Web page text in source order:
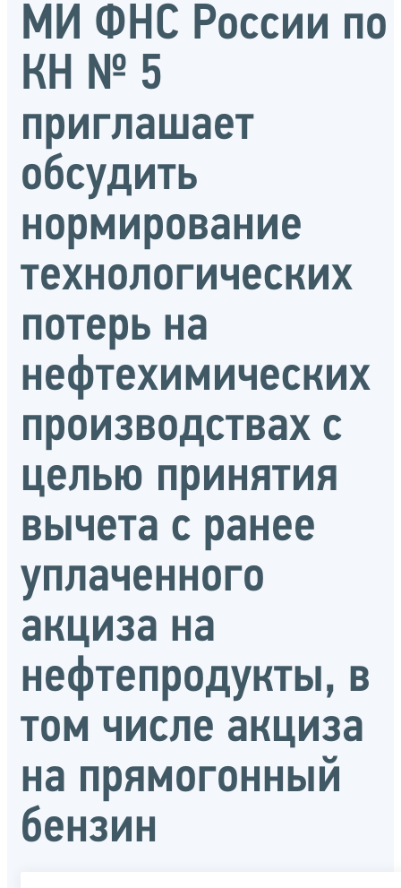
МИ ФНС России по
КН № 5
приглашает
обсудить
нормирование
технологических
потерь на
нефтехимических
производствах с
целью принятия
вычета с ранее
уплаченного
акциза на
нефтепродукты, в
том числе акциза
на прямогонный
бензин